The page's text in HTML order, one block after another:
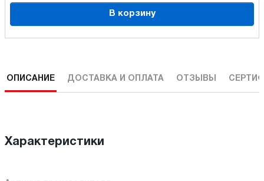
В корзину
ОПИСАНИЕ ДОСТАВКА И ОПЛАТА ОТЗЫВЫ
Характеристики